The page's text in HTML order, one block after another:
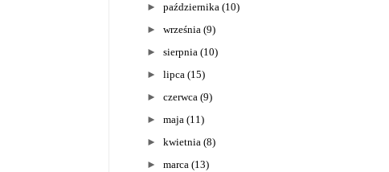
► października (10)
► września (9)
► sierpnia (10)
► lipca (15)
► czerwca (9)
► maja (11)
► kwietnia (8)
► marca (13)